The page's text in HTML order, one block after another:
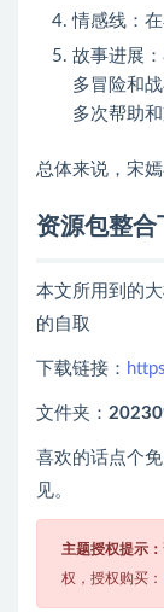
情感线：
故事进展
多冒险和
多次帮助
总体来说，宋
资源包整合
本文所用到的
的自取
下载链接：
文件夹：
喜欢的话点个
见。
主题授权提示：
权，授权购买：